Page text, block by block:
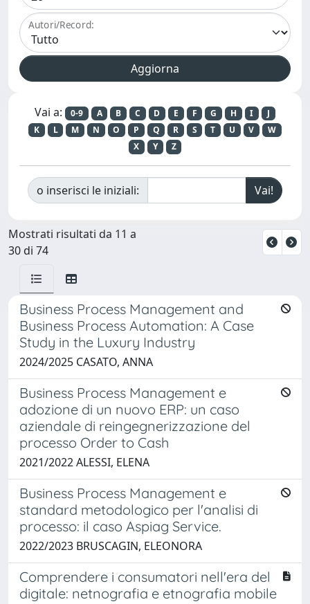
Autori/Record:
Vai a: 0-9 A B C D E F G H I
J
K
L M N O P Q R S T U V
W
X
Y Z
o inserisci le iniziali:
Mostrati risultati da 11 a
30 di 74
Business Process Management and
Business Process Automation: A Case
Study in the Luxury Industry
2024/2025 CASATO, ANNA
Business Process Management e
adozione di un nuovo ERP: un caso
aziendale di reingegnerizzazione del
processo Order to Cash
2021/2022 ALESSI, ELENA
Business Process Management e
standard metodologico per l'analisi di
processo: il caso Aspiag Service.
2022/2023 BRUSCAGIN, ELEONORA
Comprendere i consumatori nell'era del
digitale: netnografia e etnografia mobile